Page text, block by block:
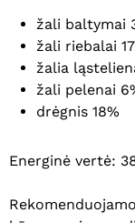
žali baltymai
žali riebalai
žalia
žali pelenai
drėgnis 18%
Energinė vertė: